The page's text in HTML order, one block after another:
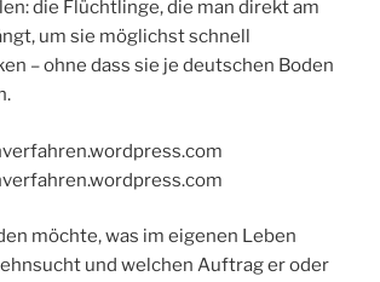
die Flüchtlinge, die man direkt am
um sie möglichst schnell
– ohne dass sie je deutschen Boden
möchte, was im eigenen Leben
und welchen Auftrag er oder